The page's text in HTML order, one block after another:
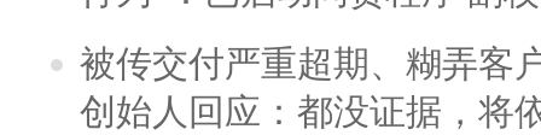
被传交付严重超期、糊弄客
创始人回应：都没证据，将